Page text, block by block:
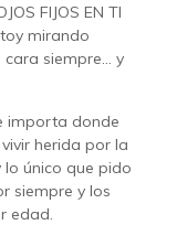
FIJOS EN TI
mirando
siempre… y
importa donde
herida por la
único que pido
siempre y los
edad.